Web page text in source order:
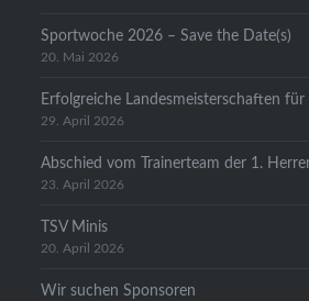
Sportwoche 2026 – Save the Date(s)
20. Mai 2026
Erfolgreiche Landesmeisterschaften
29. April 2026
Abschied vom Trainerteam der 1.
23. April 2026
TSV Minis
20. April 2026
Wir suchen Sponsoren